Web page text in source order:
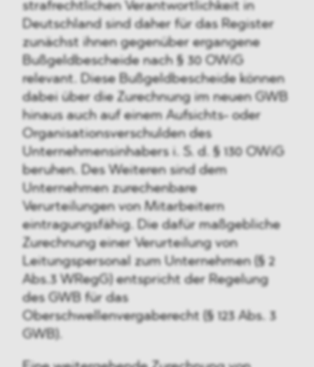
strafrechtlichen Verantwortlichkeit in
Deutschland sind daher für das Register
zunächst ihnen gegenüber ergangene
Bußgeldbescheide nach § 30 OWiG
relevant. Diese Bußgeldbescheide können
dabei über die Zurechnung im neuen GWB
hinaus auch auf einem Aufsichts- oder
Organisationsverschulden des
Unternehmensinhabers i. S. d. § 130 OWiG
beruhen. Des Weiteren sind dem
Unternehmen zurechenbare
Verurteilungen von Mitarbeitern
eintragungsfähig. Die dafür maßgebliche
Zurechnung einer Verurteilung von
Leitungspersonal zum Unternehmen (§ 2
Abs.3 WRegG) entspricht der Regelung
des GWB für das
Oberschwellenvergaberecht (§ 123 Abs. 3
GWB).